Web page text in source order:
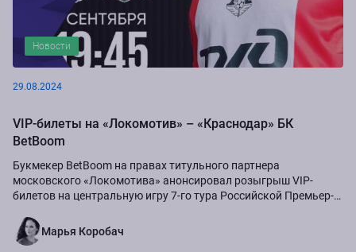
Новости
29.08.2024
VIP-билеты на «Локомотив» – «Краснодар» БК
BetBoom
Букмекер BetBoom на правах титульного партнера
московского «Локомотива» анонсировал розыгрыш VIP-
билетов на центральную игру 7-го тура Российской Премьер-
Марья Коробач